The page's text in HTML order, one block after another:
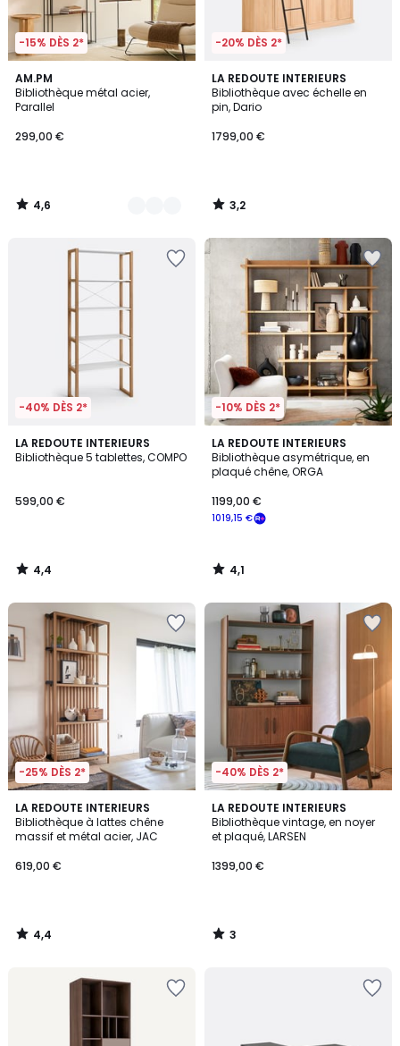
-15% DÈS 2*
AM.PM
Bibliothèque métal acier,
Parallel
299,00 €
4,6
/ 5
2
Couleurs
4,6
/
-20% DÈS 2*
LA REDOUTE INTERIEURS
Bibliothèque avec échelle en
pin, Dario
1799,00 €
3,2
/ 5
3,2
/
-40% DÈS 2*
LA REDOUTE INTERIEURS
Bibliothèque 5 tablettes, COMPO
599,00 €
4,4
/ 5
4,4
/
-10% DÈS 2*
LA REDOUTE INTERIEURS
Bibliothèque asymétrique, en
plaqué chêne, ORGA
1019,15 €
1199,00 €
4,1
/ 5
4,1
/
-25% DÈS 2*
LA REDOUTE INTERIEURS
Bibliothèque à lattes chêne
massif et métal acier, JAC
619,00 €
4,4
/ 5
4,4
/
-40% DÈS 2*
LA REDOUTE INTERIEURS
Bibliothèque vintage, en noyer
et plaqué, LARSEN
1399,00 €
3
/
5
3
/